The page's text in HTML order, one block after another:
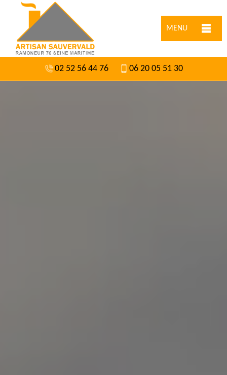
MENU
02 52 56 44 76 06 20 05 51 30